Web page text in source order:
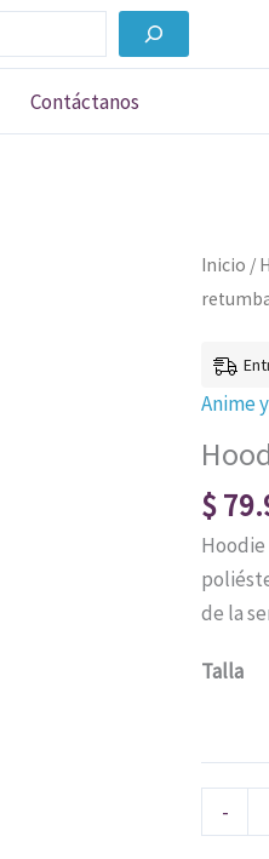
Contáctanos
Inicio /
Anime
$
Hoodie
de la
Talla
-
Hoodie
Kyojin
002
El